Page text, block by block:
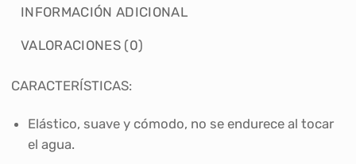
INFORMACIÓN ADICIONAL
VALORACIONES (0)
CARACTERÍSTICAS:
Elástico, suave y cómodo, no se endurece al tocar
el agua.